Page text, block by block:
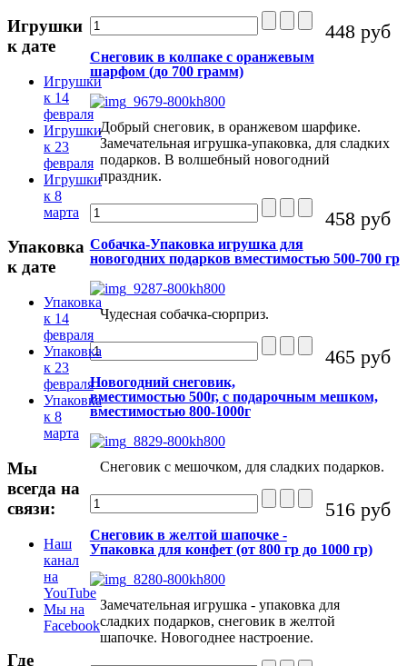
448 руб
Снеговик в колпаке с оранжевым
шарфом (до 700 грамм)
Добрый снеговик, в оранжевом шарфике.
Замечательная игрушка-упаковка, для сладких
подарков. В волшебный новогодний
праздник.
458 руб
Собачка-Упаковка игрушка для
новогодних подарков вместимостью 500-700 гр
Чудесная собачка-сюрприз.
465 руб
Новогодний снеговик,
вместимостью 500г, с подарочным мешком,
вместимостью 800-1000г
Снеговик с мешочком, для сладких подарков.
516 руб
Снеговик в желтой шапочке -
Упаковка для конфет (от 800 гр до 1000 гр)
Замечательная игрушка - упаковка для
сладких подарков, снеговик в желтой
шапочке. Новогоднее настроение.
Игрушки
к дате
Игрушки
к 14
февраля
Игрушки
к 23
февраля
Игрушки
к 8
марта
Упаковка
к дате
Упаковка
к 14
февраля
Упаковка
к 23
февраля
Упаковка
к 8
марта
Мы
всегда на
связи:
Наш
канал
на
YouTube
Мы на
Facebook
Где